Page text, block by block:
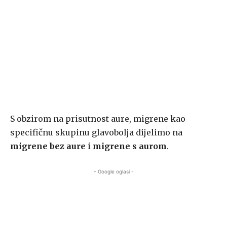
S obzirom na prisutnost aure, migrene kao
specifičnu skupinu glavobolja dijelimo na
migrene bez aure i migrene s aurom.
- Google oglasi -